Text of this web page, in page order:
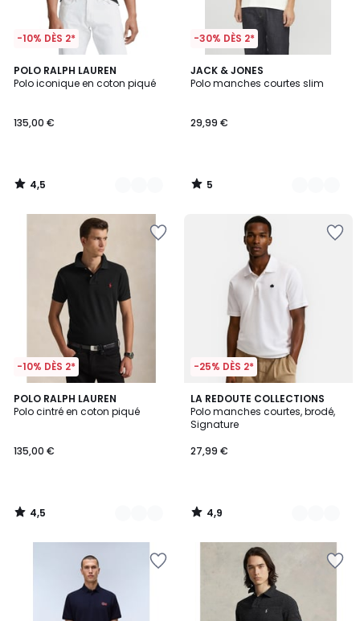
-10% DÈS 2*
POLO RALPH LAUREN
Polo iconique en coton piqué
135,00 €
4,5
/ 5
4
Couleurs
4,5
/
-30% DÈS 2*
JACK & JONES
Polo manches courtes slim
29,99 €
5
/
2
Couleurs
5
/
-10% DÈS 2*
POLO RALPH LAUREN
Polo cintré en coton piqué
135,00 €
4,5
/ 5
2
Couleurs
4,5
/
-25% DÈS 2*
LA REDOUTE COLLECTIONS
Polo manches courtes, brodé,
Signature
27,99 €
4,9
/ 5
3
Couleurs
4,9
/